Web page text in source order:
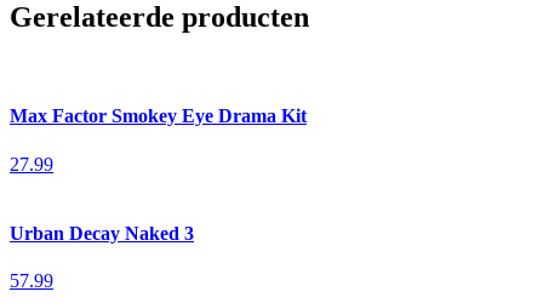
Gerelateerde producten
Max Factor Smokey Eye Drama Kit
27.99
Urban Decay Naked 3
57.99